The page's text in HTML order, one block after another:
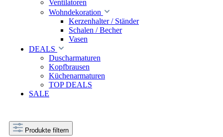
Ventilatoren
Wohndekoration
Kerzenhalter / Ständer
Schalen / Becher
Vasen
DEALS
Duscharmaturen
Kopfbrausen
Küchenarmaturen
TOP DEALS
SALE
Produkte filtern